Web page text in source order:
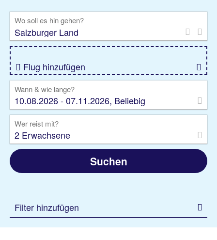
Rundreise
Kreuzfahrt
Gruppenreise
Camper Privattransfer
Wo soll es hin gehen?
Flug hinzufügen
Wann & wie lange?
10.08.2026 - 07.11.2026, Beliebig
Wer reist mit?
2 Erwachsene
Suchen
Filter hinzufügen